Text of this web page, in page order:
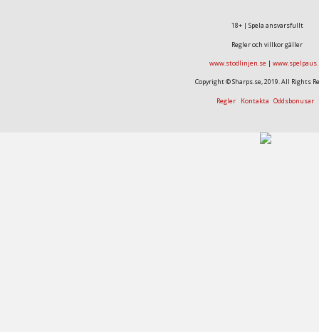
18+ | Spela ansvarsfullt
Regler och villkor gäller
www.stodlinjen.se |
Copyright © Sharps.se, 2019. All Rights
Regler Kontakta Oddsbonusar